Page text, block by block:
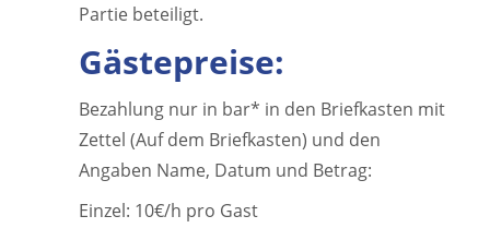
Partie beteiligt.
Gästepreise:
Bezahlung nur in bar* in den Briefkasten mit
Zettel (Auf dem Briefkasten) und den
Angaben Name, Datum und Betrag:
Einzel: 10€/h pro Gast